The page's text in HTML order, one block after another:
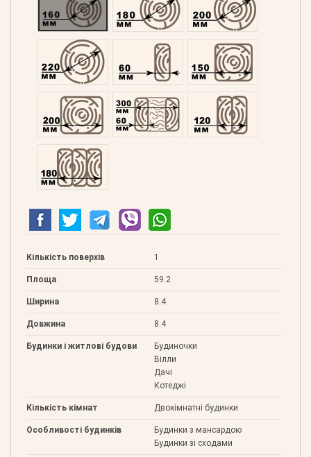
Оциліндрований 220Профільований 60 Профільований 150
Профільований 200Подвійний 300 Клеєний 120
Клеєний 180
Кількість поверхів 1
Площа 59.2
Ширина 8.4
Довжина 8.4
Будинки і житлові будови
Будиночки
Вілли
Дачі
Котеджі
Кількість кімнат Двокімнатні будинки
Особливості будинків
Будинки з мансардою
Будинки зі сходами